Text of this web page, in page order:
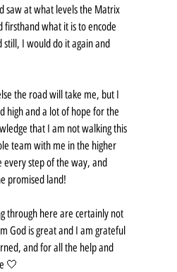
saw at what levels the Matrix
firsthand what it is to encode
I would do it again and
the road will take me, but I
high and a lot of hope for the
that I am not walking this
team with me in the higher
every step of the way, and
promised land!
through here are certainly not
God is great and I am grateful
and for all the help and
🤍